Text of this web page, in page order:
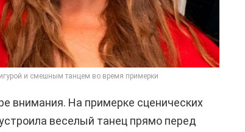
и смешным танцем во время примерки
внимания. На примерке сценических
веселый танец прямо перед